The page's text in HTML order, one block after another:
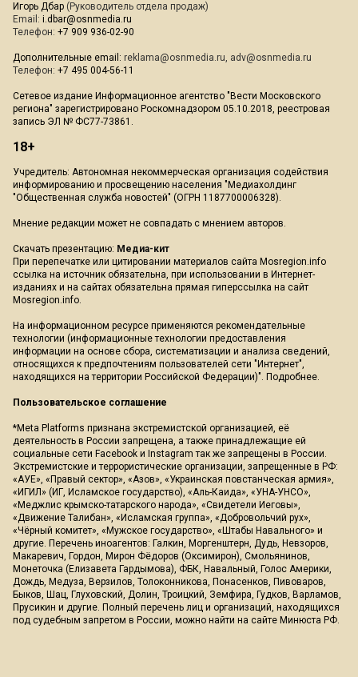
Игорь Дбар (Руководитель отдела продаж)
Email: i.dbar@osnmedia.ru
Телефон: +7 909 936-02-90
Дополнительные email: reklama@osnmedia.ru, adv@osnmedia.ru
Телефон: +7 495 004-56-11
Сетевое издание Информационное агентство "Вести Московского
региона" зарегистрировано Роскомнадзором 05.10.2018, реестровая
запись ЭЛ № ФС77-73861.
18+
Учредитель: Автономная некоммерческая организация содействия
информированию и просвещению населения "Медиахолдинг
"Общественная служба новостей" (ОГРН 1187700006328).
Мнение редакции может не совпадать с мнением авторов.
Скачать презентацию: Медиа-кит
При перепечатке или цитировании материалов сайта Mosregion.info
ссылка на источник обязательна, при использовании в Интернет-
изданиях и на сайтах обязательна прямая гиперссылка на сайт
Mosregion.info.
На информационном ресурсе применяются рекомендательные
технологии (информационные технологии предоставления
информации на основе сбора, систематизации и анализа сведений,
относящихся к предпочтениям пользователей сети "Интернет",
находящихся на территории Российской Федерации)". Подробнее.
Пользовательское соглашение
*Meta Platforms признана экстремистской организацией, её
деятельность в России запрещена, а также принадлежащие ей
социальные сети Facebook и Instagram так же запрещены в России.
Экстремистские и террористические организации, запрещенные в РФ:
«АУЕ», «Правый сектор», «Азов», «Украинская повстанческая армия»,
«ИГИЛ» (ИГ, Исламское государство), «Аль-Каида», «УНА-УНСО»,
«Меджлис крымско-татарского народа», «Свидетели Иеговы»,
«Движение Талибан», «Исламская группа», «Добровольчий рух»,
«Чёрный комитет», «Мужское государство», «Штабы Навального» и
другие. Перечень иноагентов: Галкин, Моргенштерн, Дудь, Невзоров,
Макаревич, Гордон, Мирон Фёдоров (Оксимирон), Смольянинов,
Монеточка (Елизавета Гардымова), ФБК, Навальный, Голос Америки,
Дождь, Медуза, Верзилов, Толоконникова, Понасенков, Пивоваров,
Быков, Шац, Глуховский, Долин, Троицкий, Земфира, Гудков, Варламов,
Прусикин и другие. Полный перечень лиц и организаций, находящихся
под судебным запретом в России, можно найти на сайте Минюста РФ.